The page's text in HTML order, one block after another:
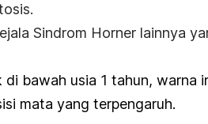
Sindrom Horner lainnya
di bawah usia 1 tahun, warna
mata yang terpengaruh.